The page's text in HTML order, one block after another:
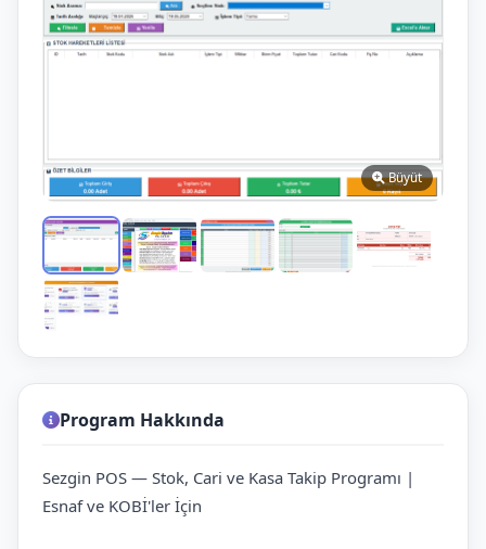
Büyüt
Program Hakkında
Sezgin POS — Stok, Cari ve Kasa Takip Programı |
Esnaf ve KOBİ'ler İçin